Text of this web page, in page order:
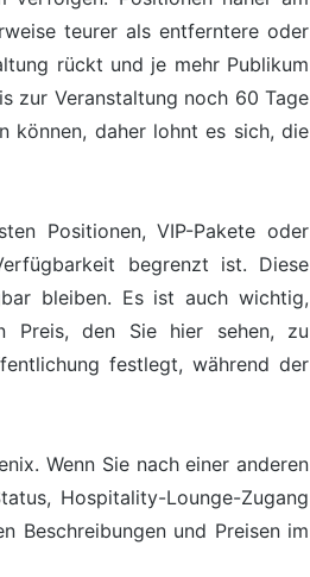
teurer als entferntere oder
rückt und je mehr Publikum
zur Veranstaltung noch 60 Tage
können, daher lohnt es sich, die
Positionen, VIP-Pakete oder
begrenzt ist. Diese
bleiben. Es ist auch wichtig,
Preis, den Sie hier sehen, zu
festlegt, während der
Wenn Sie nach einer anderen
Hospitality-Lounge-Zugang
Beschreibungen und Preisen im